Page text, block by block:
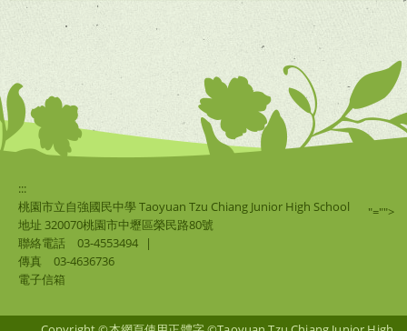
:::
桃園市立自強國民中學 Taoyuan Tzu Chiang Junior High School
地址 320070桃園市中壢區榮民路80號
聯絡電話
03-4553494
|
傳真
03-4636736
電子信箱
"="">